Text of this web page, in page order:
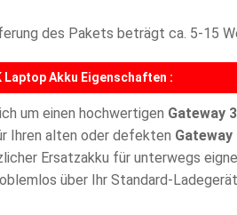
des Pakets beträgt ca. 5-15
Laptop Akku Eigenschaften :
um einen hochwertigen Gateway
Ihren alten oder defekten Gateway
Ersatzakku für unterwegs
über Ihr Standard-